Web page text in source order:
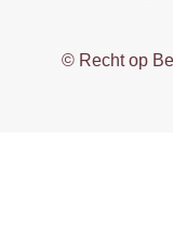
© Recht op